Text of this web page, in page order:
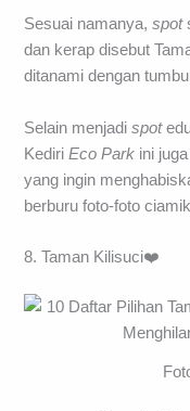
Sesuai namanya,spot
dan kerap disebut
ditanami dengan
Selain menjadispot
KediriEco Park ini
yang ingin
berburu foto-foto
8. Taman Kilisuci❤️